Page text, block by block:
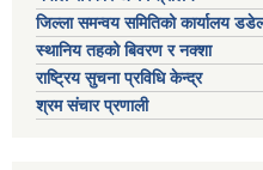
जिल्ला समन्वय समितिको कार्यालय
स्थानिय तहको बिवरण र नक्शा
राष्ट्रिय सुचना प्रविधि केन्द्र
श्रम संचार प्रणाली